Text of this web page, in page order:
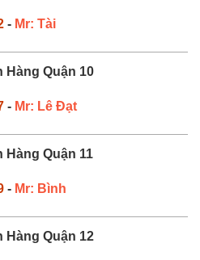
- Mr: Tài
Hàng Quận 10
- Mr: Lê Đạt
Hàng Quận 11
- Mr: Bình
Hàng Quận 12